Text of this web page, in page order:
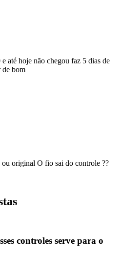
até hoje não chegou faz 5 dias de
de bom
ou original O fio sai do controle ??
controles serve para o